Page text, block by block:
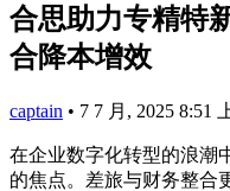
合思助力专精特
合降本增效
captain • 7 7 月, 2025 8:51
在企业数字化转型的浪潮
的焦点。差旅与财务整合